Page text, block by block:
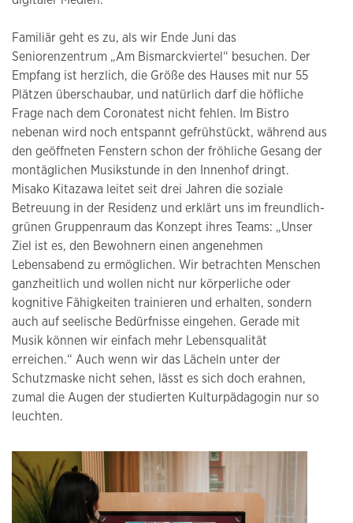
Familiär geht es zu, als wir Ende Juni das
Seniorenzentrum „Am Bismarckviertel“ besuchen. Der
Empfang ist herzlich, die Größe des Hauses mit nur 55
Plätzen überschaubar, und natürlich darf die höfliche
Frage nach dem Coronatest nicht fehlen. Im Bistro
nebenan wird noch entspannt gefrühstückt, während aus
den geöffneten Fenstern schon der fröhliche Gesang der
montäglichen Musikstunde in den Innenhof dringt.
Misako Kitazawa leitet seit drei Jahren die soziale
Betreuung in der Residenz und erklärt uns im freundlich-
grünen Gruppenraum das Konzept ihres Teams: „Unser
Ziel ist es, den Bewohnern einen angenehmen
Lebensabend zu ermöglichen. Wir betrachten Menschen
ganzheitlich und wollen nicht nur körperliche oder
kognitive Fähigkeiten trainieren und erhalten, sondern
auch auf seelische Bedürfnisse eingehen. Gerade mit
Musik können wir einfach mehr Lebensqualität
erreichen.“ Auch wenn wir das Lächeln unter der
Schutzmaske nicht sehen, lässt es sich doch erahnen,
zumal die Augen der studierten Kulturpädagogin nur so
leuchten.